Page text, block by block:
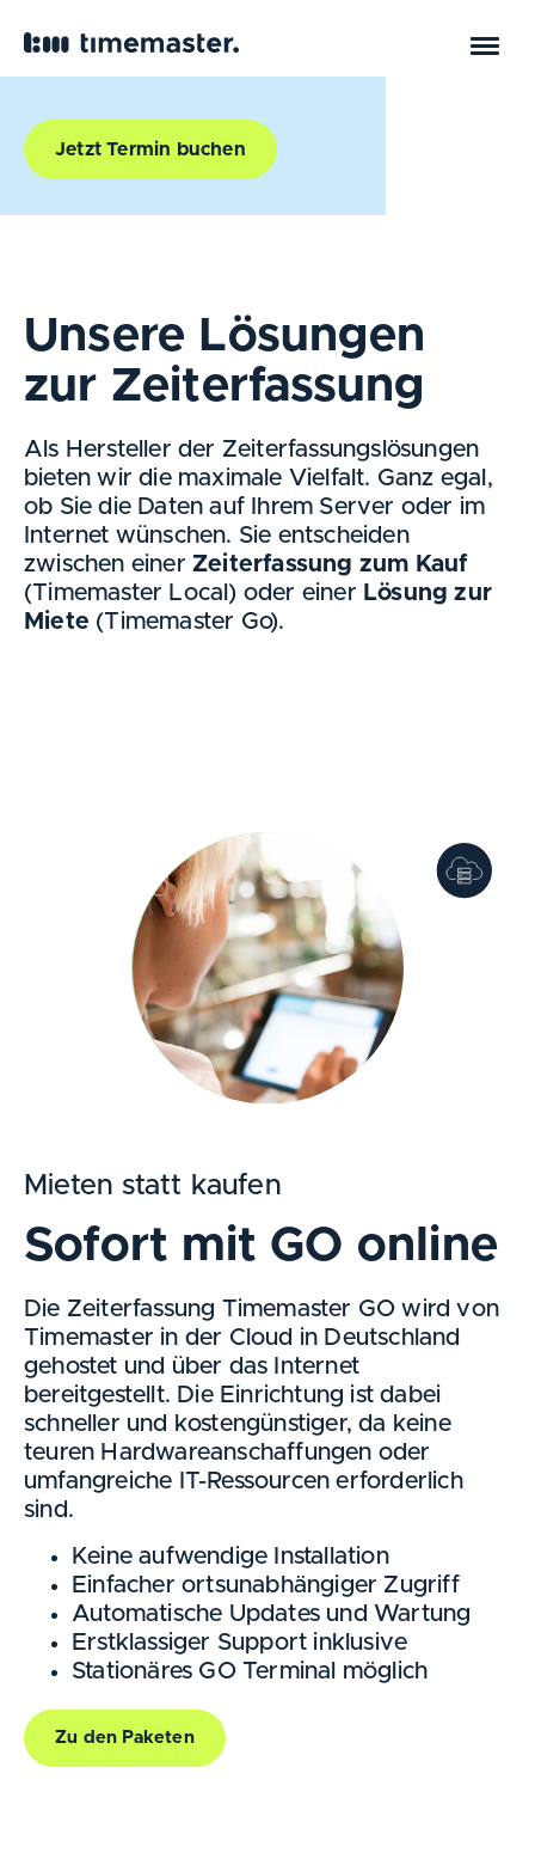
Sie entscheiden:
Jetzt Termin buchen
Unsere Lösungen
zur Zeiterfassung
Als Hersteller der Zeiterfassungslösungen
bieten wir die maximale Vielfalt. Ganz egal,
ob Sie die Daten auf Ihrem Server oder im
Internet wünschen. Sie entscheiden
zwischen einer Zeiterfassung zum Kauf
(Timemaster Local) oder einer Lösung zur
Miete (Timemaster Go).
Mieten statt kaufen
Sofort mit GO online
Die Zeiterfassung Timemaster GO wird von
Timemaster in der Cloud in Deutschland
gehostet und über das Internet
bereitgestellt. Die Einrichtung ist dabei
schneller und kostengünstiger, da keine
teuren Hardwareanschaffungen oder
umfangreiche IT-Ressourcen erforderlich
sind.
Keine aufwendige Installation
Einfacher ortsunabhängiger Zugriff
Automatische Updates und Wartung
Erstklassiger Support inklusive
Stationäres GO Terminal möglich
Zu den Paketen